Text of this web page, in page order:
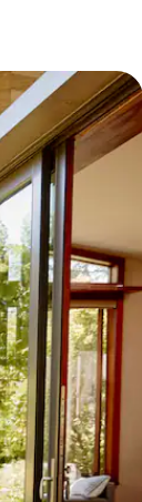
en faisant glisser.